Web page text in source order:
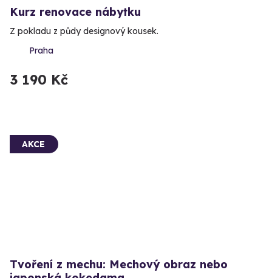
Kurz renovace nábytku
Z pokladu z půdy designový kousek.
Praha
3 190 Kč
AKCE
Tvoření z mechu: Mechový obraz nebo